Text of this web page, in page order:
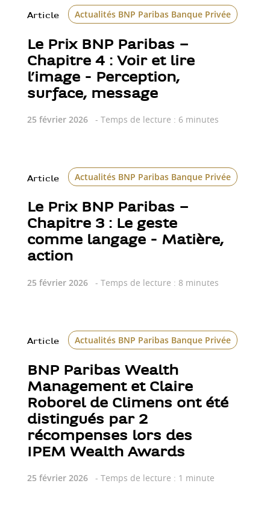
Article Actualités BNP Paribas Banque Privée
Le Prix BNP Paribas –
Chapitre 4 : Voir et lire
l’image - Perception,
surface, message
25 février 2026 - Temps de lecture : 6 minutes
Article Actualités BNP Paribas Banque Privée
Le Prix BNP Paribas –
Chapitre 3 : Le geste
comme langage - Matière,
action
25 février 2026 - Temps de lecture : 8 minutes
Article Actualités BNP Paribas Banque Privée
BNP Paribas Wealth
Management et Claire
Roborel de Climens ont été
distingués par 2
récompenses lors des
IPEM Wealth Awards
25 février 2026 - Temps de lecture : 1 minute